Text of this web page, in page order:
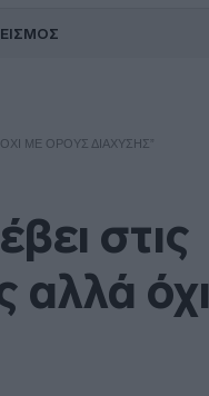
ΜΕ ΌΡΟΥΣ ΔΙΆΧΥΣΗΣ”
στις
αλλά όχι